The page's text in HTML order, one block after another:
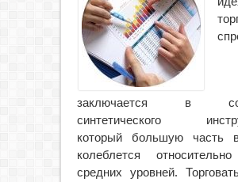
заключается в
синтетического
который большую часть
колеблется
средних уровней.